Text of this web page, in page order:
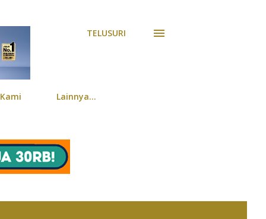
TELUSURI
Lainnya…